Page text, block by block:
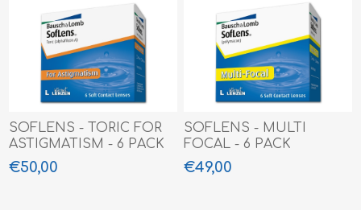
SOFLENS - TORIC FOR
ASTIGMATISM - 6 PACK
€50,00
SOFLENS - MULTI
FOCAL - 6 PACK
€49,00